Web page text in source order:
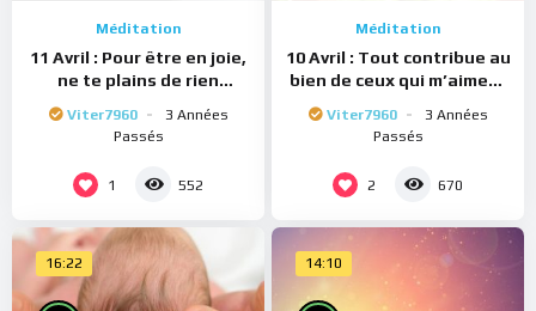
Méditation
11 Avril : Pour être en joie,
ne te plains de rien
Viter7960
3 Années
Passés
1 552
Méditation
10 Avril : Tout contribue au
bien de ceux qui m’aiment
Viter7960
3 Années
Passés
2 670
16:22 14:10